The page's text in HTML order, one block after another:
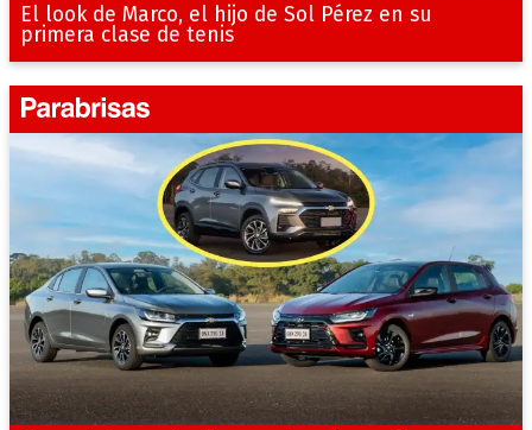
El look de Marco, el hijo de Sol Pérez en su
primera clase de tenis